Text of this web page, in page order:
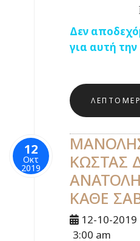
Δεν
για αυτή
12
Οκτ
2019
ΚΩΣΤΑΣ
ΚΑΘΕ
12-10-2019
3:00 am